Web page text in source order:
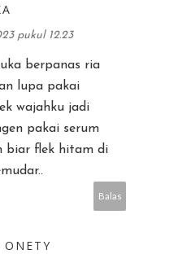
pukul 12.23
berpanas ria
lupa pakai
wajahku jadi
pakai serum
biar flek hitam di
Balas